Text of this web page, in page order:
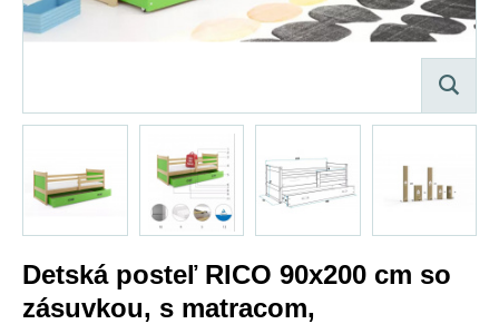
Detská posteľ RICO 90x200 cm so
zásuvkou, s matracom,